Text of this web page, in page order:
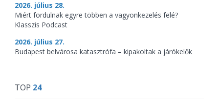
2026. július 28.
Miért fordulnak egyre többen a vagyonkezelés felé?
Klasszis Podcast
2026. július 27.
Budapest belvárosa katasztrófa – kipakoltak a járókelők
TOP 24